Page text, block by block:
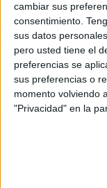
cambiar sus
consentimiento.
sus datos
pero usted tiene el
preferencias se
sus preferencias o
momento volviendo
"Privacidad" en la
audio
un
que
al caos